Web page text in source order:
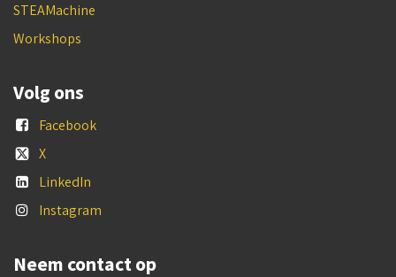
STEAMachine
Workshops
Volg ons
Facebook
X
LinkedIn
Instagram
Neem contact op